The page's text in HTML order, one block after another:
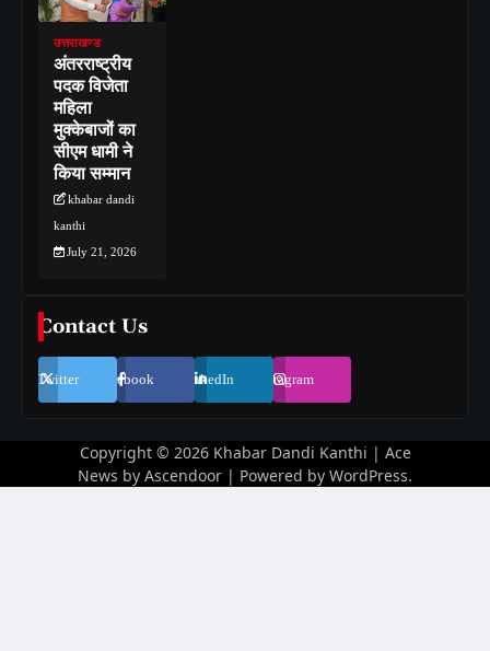
उत्तराखण्ड
अंतरराष्ट्रीय
पदक विजेता
महिला
मुक्केबाजों का
सीएम धामी ने
किया सम्मान
khabar dandi
kanthi
July 21, 2026
Contact Us
Twitter Facebook LinkedIn Instagram
Copyright © 2026 Khabar Dandi Kanthi | Ace
News by Ascendoor | Powered by WordPress.